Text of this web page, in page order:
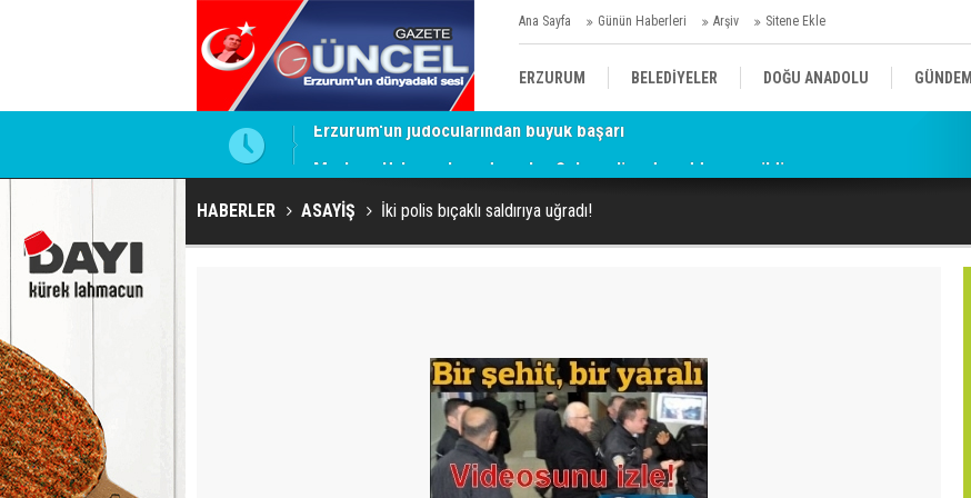
Ana Sayfa Günün Haberleri Arşiv Sitene Ekle
ERZURUM BELEDİYELER DOĞU ANADOLU GÜNDEM
SİYASET
KÜLTÜR/SANAT//MAĞAZİN
Merhum Uykusuz'un adı parka, Sekmen'in adı caddeye verildi
HABERLER ASAYİŞ İki polis bıçaklı saldırıya uğradı!